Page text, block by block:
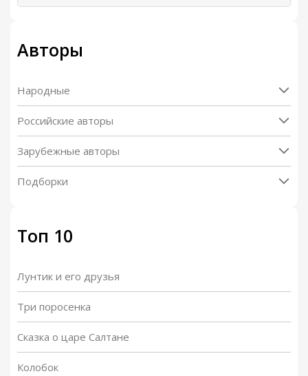
Авторы
Народные
Российские авторы
Зарубежные авторы
Подборки
Топ 10
Лунтик и его друзья
Три поросенка
Сказка о царе Салтане
Колобок